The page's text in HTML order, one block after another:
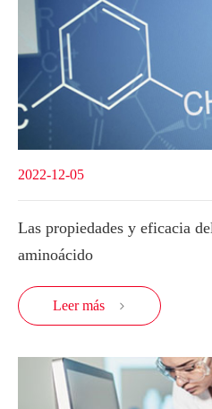
2022-12-05
Las propiedades y eficacia
aminoácido
Leer más 